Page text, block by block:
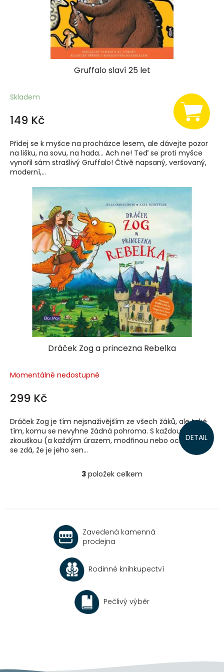
Gruffalo slaví 25 let
Skladem
149 Kč
Přidej se k myšce na procházce lesem, ale dávejte pozor
na lišku, na sovu, na hada… Ach ne! Teď se proti myšce
vynořil sám strašlivý Gruffalo! Čtivě napsaný, veršovaný,
moderní,...
Dráček Zog a princezna Rebelka
Momentálně nedostupné
299 Kč
DETAIL
Dráček Zog je tím nejsnaživějším ze všech žáků, ale také
tím, komu se nevyhne žádná pohroma. S každou
zkouškou (a každým úrazem, modřinou nebo ochořením)
se zdá, že je jeho sen...
O
c
í
r
v
v
3 položek celkem
Zavedená kamenná
prodejna
Rodinné knihkupectví
Pečlivý výběr